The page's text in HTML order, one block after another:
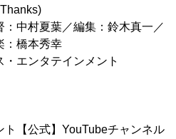
中村夏葉／編集：鈴木真一／
：橋本秀幸
エンタテインメント
ト【公式】YouTubeチャンネル